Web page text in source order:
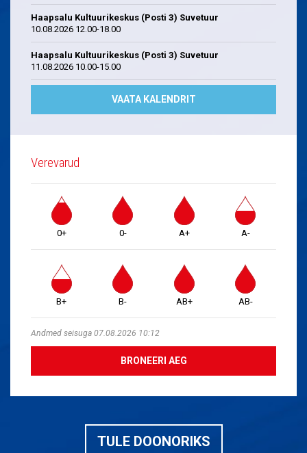
Haapsalu Kultuurikeskus (Posti 3) Suvetuur
10.08.2026 12.00-18.00
Haapsalu Kultuurikeskus (Posti 3) Suvetuur
11.08.2026 10.00-15.00
VAATA KALENDRIT
Verevarud
0+ 0- A+ A-
B+ B- AB+ AB-
Andmed seisuga 07.08.2026 10:12
BRONEERI AEG
TULE DOONORIKS